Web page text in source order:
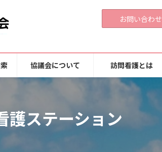
お問い合わせ
協議会について 訪問看護とは
護ステーション